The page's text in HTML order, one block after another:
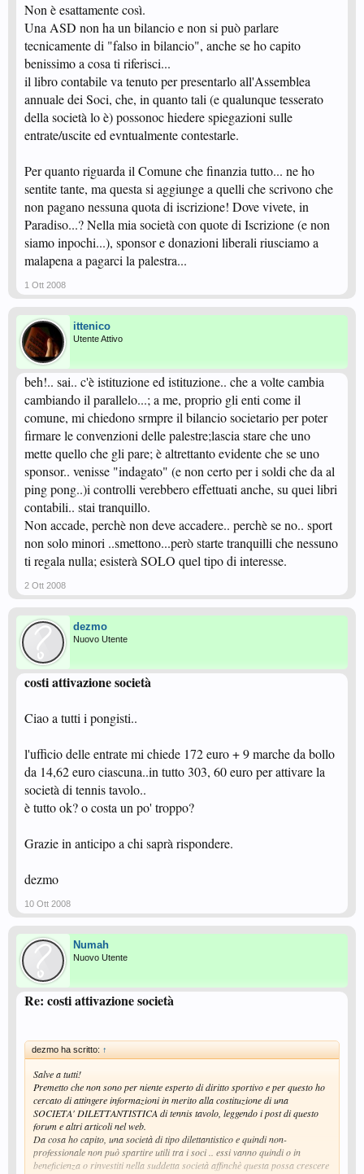
Non è esattamente così.
Una ASD non ha un bilancio e non si può parlare
tecnicamente di "falso in bilancio", anche se ho capito
benissimo a cosa ti riferisci...
il libro contabile va tenuto per presentarlo all'Assemblea
annuale dei Soci, che, in quanto tali (e qualunque tesserato
della società lo è) possonoc hiedere spiegazioni sulle
entrate/uscite ed evntualmente contestarle.
Per quanto riguarda il Comune che finanzia tutto... ne ho
sentite tante, ma questa si aggiunge a quelli che scrivono che
non pagano nessuna quota di iscrizione! Dove vivete, in
Paradiso...? Nella mia società con quote di Iscrizione (e non
siamo inpochi...), sponsor e donazioni liberali riusciamo a
malapena a pagarci la palestra...
1 Ott 2008
ittenico
Utente Attivo
beh!.. sai.. c'è istituzione ed istituzione.. che a volte cambia
cambiando il parallelo...; a me, proprio gli enti come il
comune, mi chiedono srmpre il bilancio societario per poter
firmare le convenzioni delle palestre;lascia stare che uno
mette quello che gli pare; è altrettanto evidente che se uno
sponsor.. venisse "indagato" (e non certo per i soldi che da al
ping pong..)i controlli verebbero effettuati anche, su quei libri
contabili.. stai tranquillo.
Non accade, perchè non deve accadere.. perchè se no.. sport
non solo minori ..smettono...però starte tranquilli che nessuno
ti regala nulla; esisterà SOLO quel tipo di interesse.
2 Ott 2008
dezmo
Nuovo Utente
costi attivazione società
Ciao a tutti i pongisti..
l'ufficio delle entrate mi chiede 172 euro + 9 marche da bollo
da 14,62 euro ciascuna..in tutto 303, 60 euro per attivare la
società di tennis tavolo..
è tutto ok? o costa un po' troppo?
Grazie in anticipo a chi saprà rispondere.
dezmo
10 Ott 2008
Numah
Nuovo Utente
Re: costi attivazione società
dezmo ha scritto: ↑
Salve a tutti!
Premetto che non sono per niente esperto di diritto sportivo e per questo ho
cercato di attingere informazioni in merito alla costituzione di una
SOCIETA' DILETTANTISTICA di tennis tavolo, leggendo i post di questo
forum e altri articoli nel web.
Da cosa ho capito, una società di tipo dilettantistico e quindi non-
professionale non può spartire utili tra i soci .. essi vanno quindi o in
beneficienza o rinvestiti nella suddetta società affinchè questa possa crescere